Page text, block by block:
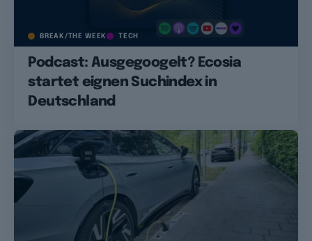
BREAK/THE WEEK TECH
Podcast: Ausgegoogelt? Ecosia
startet eignen Suchindex in
Deutschland